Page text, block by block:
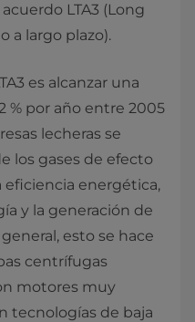
LTA3 (Long
a largo plazo).
es alcanzar una
% por año entre 2005
lecheras se
los gases de efecto
eficiencia energética,
y la generación de
esto se hace
centrífugas
motores muy
tecnologías de baja